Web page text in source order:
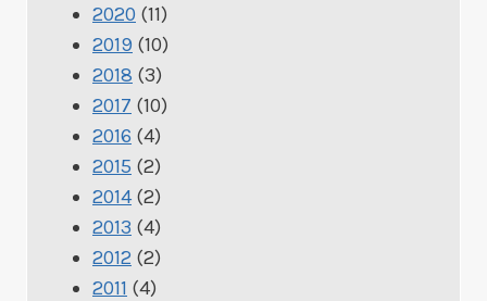
2020 (11)
2019 (10)
2018 (3)
2017 (10)
2016 (4)
2015 (2)
2014 (2)
2013 (4)
2012 (2)
2011 (4)